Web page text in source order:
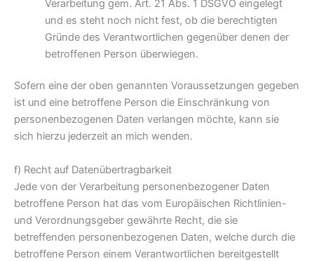
Verarbeitung gem. Art. 21 Abs. 1 DSGVO eingelegt
und es steht noch nicht fest, ob die berechtigten
Gründe des Verantwortlichen gegenüber denen der
betroffenen Person überwiegen.
Sofern eine der oben genannten Voraussetzungen gegeben
ist und eine betroffene Person die Einschränkung von
personenbezogenen Daten verlangen möchte, kann sie
sich hierzu jederzeit an mich wenden.
f) Recht auf Datenübertragbarkeit
Jede von der Verarbeitung personenbezogener Daten
betroffene Person hat das vom Europäischen Richtlinien-
und Verordnungsgeber gewährte Recht, die sie
betreffenden personenbezogenen Daten, welche durch die
betroffene Person einem Verantwortlichen bereitgestellt